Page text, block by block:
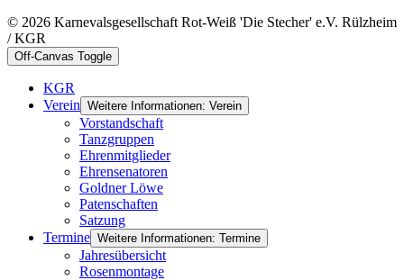
© 2026 Karnevalsgesellschaft Rot-Weiß 'Die Stecher' e.V. Rülzheim
/ KGR
Off-Canvas Toggle
KGR
Verein Weitere Informationen: Verein
Vorstandschaft
Tanzgruppen
Ehrenmitglieder
Ehrensenatoren
Goldner Löwe
Patenschaften
Satzung
Termine Weitere Informationen: Termine
Jahresübersicht
Rosenmontage